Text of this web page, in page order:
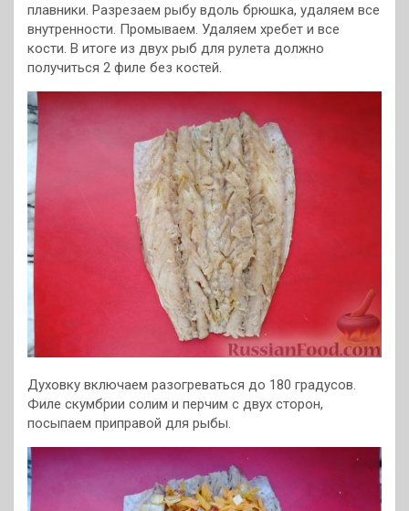
плавники. Разрезаем рыбу вдоль брюшка, удаляем все
внутренности. Промываем. Удаляем хребет и все
кости. В итоге из двух рыб для рулета должно
получиться 2 филе без костей.
Духовку включаем разогреваться до 180 градусов.
Филе скумбрии солим и перчим с двух сторон,
посыпаем приправой для рыбы.